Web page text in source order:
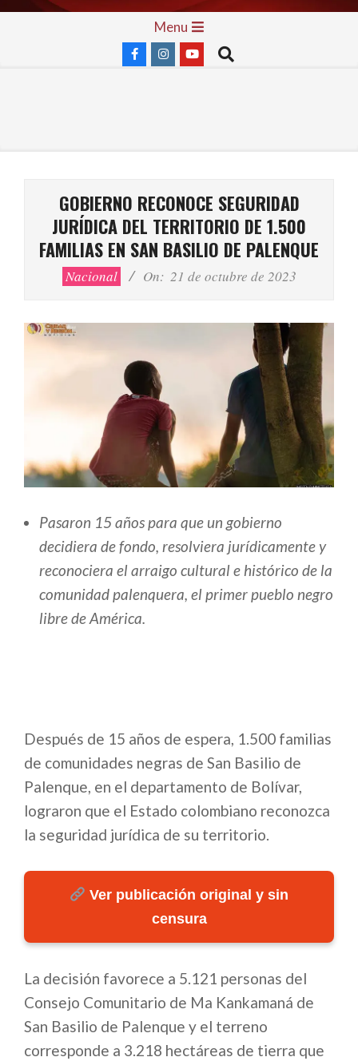
Skip
Menu
Search
GOBIERNO RECONOCE SEGURIDAD
JURÍDICA DEL TERRITORIO DE 1.500
FAMILIAS EN SAN BASILIO DE PALENQUE
Nacional On: 21 de octubre de 2023
Pasaron 15 años para que un gobierno
decidiera de fondo, resolviera jurídicamente y
reconociera el arraigo cultural e histórico de la
comunidad palenquera, el primer pueblo negro
libre de América.
Después de 15 años de espera, 1.500 familias
de comunidades negras de San Basilio de
Palenque, en el departamento de Bolívar,
lograron que el Estado colombiano reconozca
la seguridad jurídica de su territorio.
Ver publicación original y sin
censura
La decisión favorece a 5.121 personas del
Consejo Comunitario de Ma Kankamaná de
San Basilio de Palenque y el terreno
corresponde a 3.218 hectáreas de tierra que